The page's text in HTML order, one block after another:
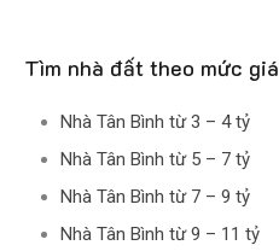
Tìm nhà đất theo mức giá
Nhà Tân Bình từ 3 – 4 tỷ
Nhà Tân Bình từ 5 – 7 tỷ
Nhà Tân Bình từ 7 – 9 tỷ
Nhà Tân Bình từ 9 – 11 tỷ